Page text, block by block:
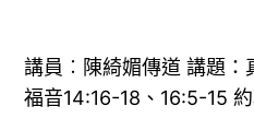
講員︰陳綺媚傳道 講題
福音14:16-18、16:5-15